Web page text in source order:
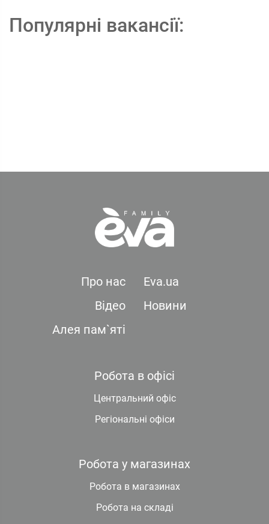
Популярні вакансії:
Про нас
Eva.ua
Відео
Новини
Алея пам`яті
Робота в офісі
Центральний офіс
Регіональні офіси
Робота у магазинах
Робота в магазинах
Робота на складі